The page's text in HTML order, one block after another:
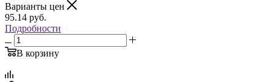
Варианты цен
95.14 руб.
Подробности
В корзину